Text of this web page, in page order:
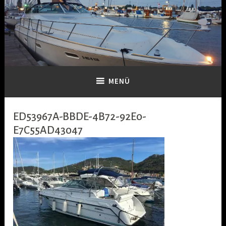
Zum
Inhalt
springen
MENÜ
ED53967A-BBDE-4B72-92E0-
E7C55AD43047